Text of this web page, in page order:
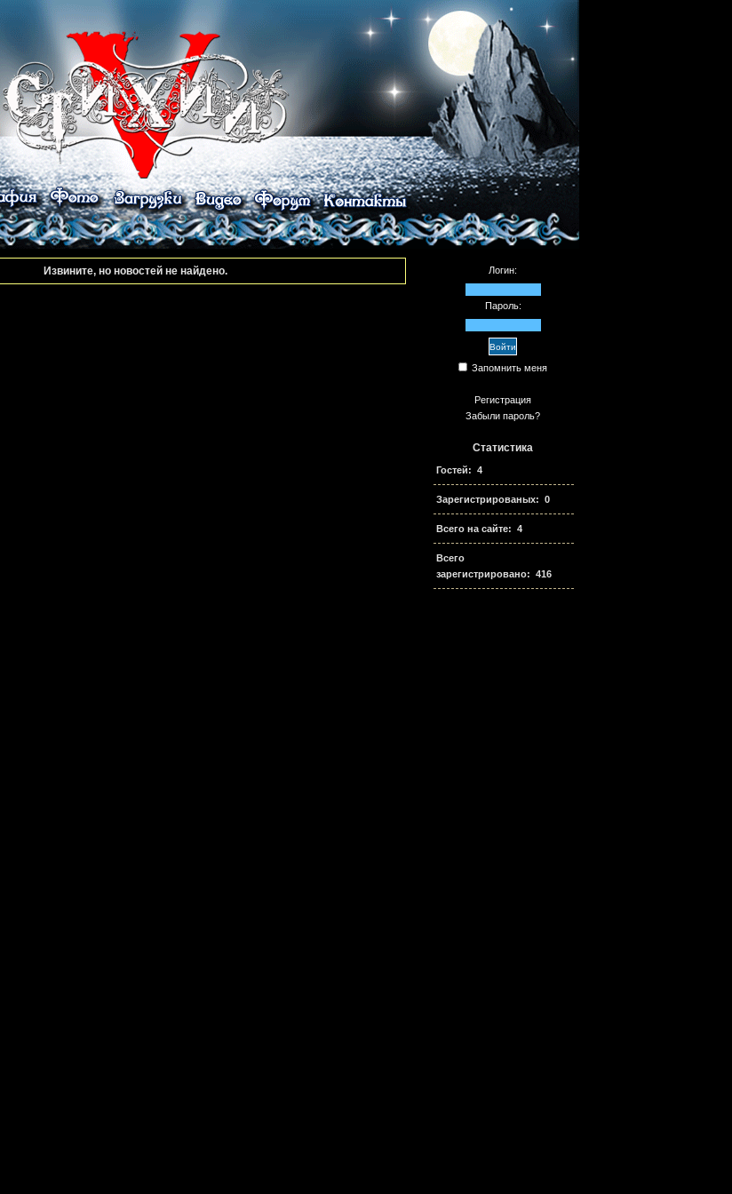
Извините, но новостей не найдено. Логин:
Пароль:
Запомнить меня
Регистрация
Забыли пароль?
Статистика
Гостей: 4
Зарегистрированых: 0
Всего на сайте: 4
Всего
зарегистрировано: 416